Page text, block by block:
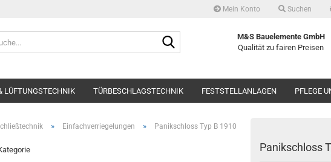
Mein Konto Suchen
M&S Bauelemente GmbH
Qualität zu fairen Preisen
LÜFTUNGSTECHNIK TÜRBESCHLAGSTECHNIK FESTSTELLANLAGEN PFLEGE
» Einfachverriegelungen » Panikschloss Typ B 1910
Pa­nik­schloss